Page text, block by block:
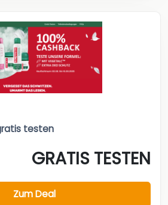
testen
GRATIS TESTEN
Zum Deal